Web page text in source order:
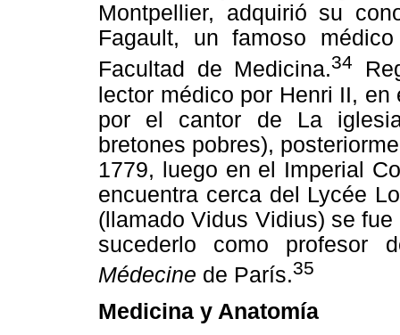
Montpellier, adquirió su
Fagault, un famoso
Facultad de Medicina.34
lector médico por Henri II, en
por el cantor de La
bretones pobres),
1779, luego en el Imperial
encuentra cerca del Lycée
(llamado Vidus Vidius) se
sucederlo como
Médecine de París.35
Medicina y Anatomía